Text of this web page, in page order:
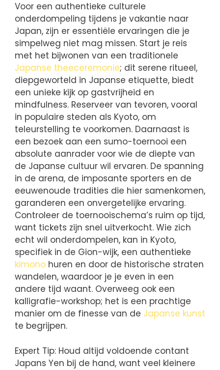
Voor een authentieke culturele
onderdompeling tijdens je vakantie naar
Japan, zijn er essentiële ervaringen die je
simpelweg niet mag missen. Start je reis
met het bijwonen van een traditionele
Japanse theeceremonie; dit serene ritueel,
diepgeworteld in Japanse etiquette, biedt
een unieke kijk op gastvrijheid en
mindfulness. Reserveer van tevoren, vooral
in populaire steden als Kyoto, om
teleurstelling te voorkomen. Daarnaast is
een bezoek aan een sumo-toernooi een
absolute aanrader voor wie de diepte van
de Japanse cultuur wil ervaren. De spanning
in de arena, de imposante sporters en de
eeuwenoude tradities die hier samenkomen,
garanderen een onvergetelijke ervaring.
Controleer de toernooischema’s ruim op tijd,
want tickets zijn snel uitverkocht. Wie zich
echt wil onderdompelen, kan in Kyoto,
specifiek in de Gion-wijk, een authentieke
kimono huren en door de historische straten
wandelen, waardoor je je even in een
andere tijd waant. Overweeg ook een
kalligrafie-workshop; het is een prachtige
manier om de finesse van de Japanse kunst
te begrijpen.
Expert Tip: Houd altijd voldoende contant
Japans Yen bij de hand, want veel kleinere